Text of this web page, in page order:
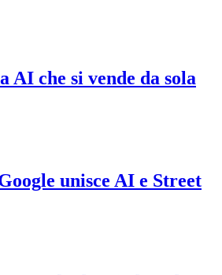
AI che si vende da sola
unisce AI e Street